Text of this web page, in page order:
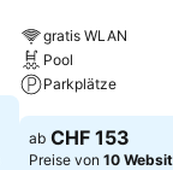
gratis WLAN
Pool
Parkplätze
Preise sehen
ab CHF 153
Preise von 10